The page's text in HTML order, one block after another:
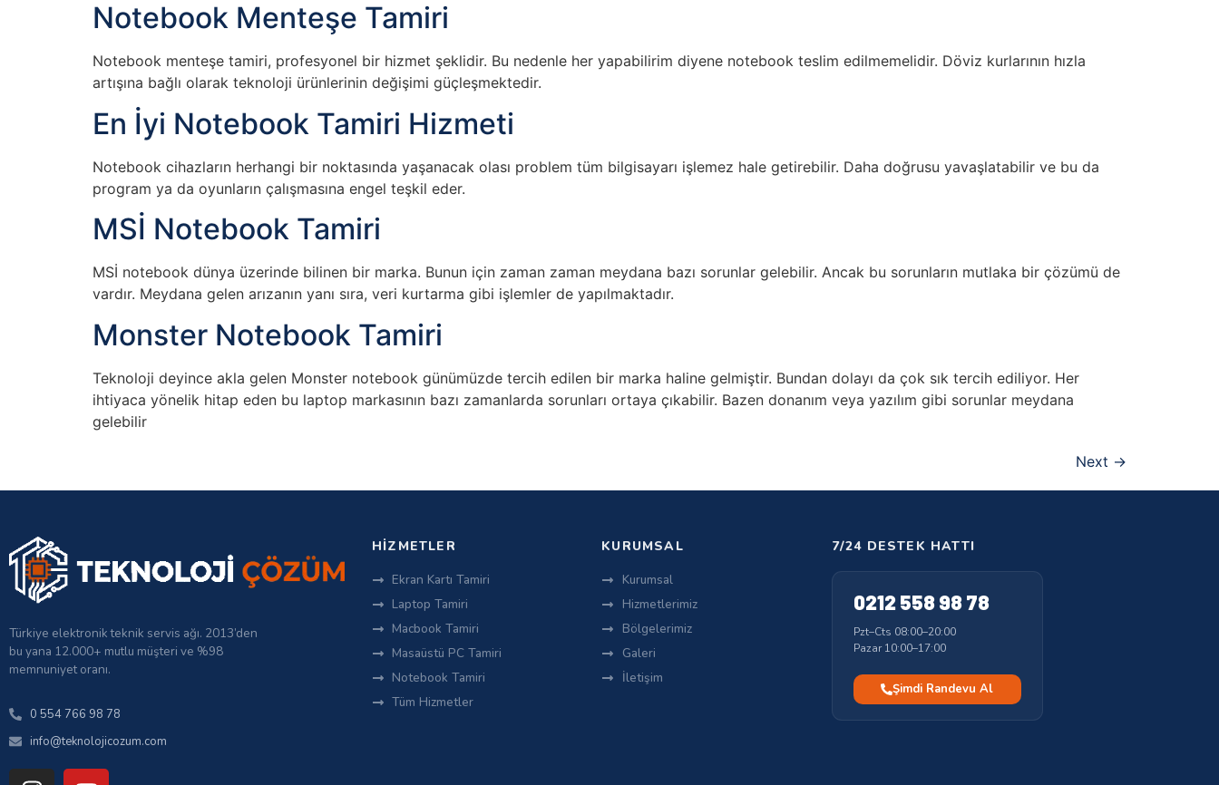
Notebook Menteşe Tamiri
Notebook menteşe tamiri, profesyonel bir hizmet şeklidir. Bu nedenle her yapabilirim diyene notebook teslim edilmemelidir. Döviz kurlarının hızla
artışına bağlı olarak teknoloji ürünlerinin değişimi güçleşmektedir.
En İyi Notebook Tamiri Hizmeti
Notebook cihazların herhangi bir noktasında yaşanacak olası problem tüm bilgisayarı işlemez hale getirebilir. Daha doğrusu yavaşlatabilir ve bu da
program ya da oyunların çalışmasına engel teşkil eder.
MSİ Notebook Tamiri
MSİ notebook dünya üzerinde bilinen bir marka. Bunun için zaman zaman meydana bazı sorunlar gelebilir. Ancak bu sorunların mutlaka bir çözümü de
vardır. Meydana gelen arızanın yanı sıra, veri kurtarma gibi işlemler de yapılmaktadır.
Monster Notebook Tamiri
Teknoloji deyince akla gelen Monster notebook günümüzde tercih edilen bir marka haline gelmiştir. Bundan dolayı da çok sık tercih ediliyor. Her
ihtiyaca yönelik hitap eden bu laptop markasının bazı zamanlarda sorunları ortaya çıkabilir. Bazen donanım veya yazılım gibi sorunlar meydana
gelebilir
Next →
Türkiye elektronik teknik servis ağı. 2013’den
bu yana 12.000+ mutlu müşteri ve %98
memnuniyet oranı.
0 554 766 98 78
info@teknolojicozum.com
HIZMETLER
Ekran Kartı Tamiri
Laptop Tamiri
Macbook Tamiri
Masaüstü PC Tamiri
Notebook Tamiri
Tüm Hizmetler
KURUMSAL
Kurumsal
Hizmetlerimiz
Bölgelerimiz
Galeri
İletişim
7/24 DESTEK HATTI
0212 558 98 78
Pzt–Cts 08:00–20:00
Pazar 10:00–17:00
Şimdi Randevu Al